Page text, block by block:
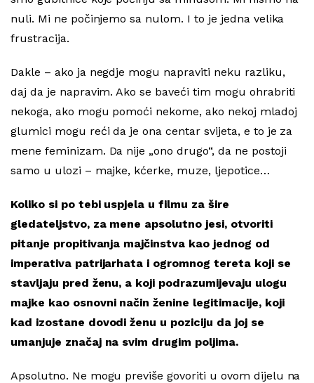
nuli. Mi ne počinjemo sa nulom. I to je jedna velika
frustracija.
Dakle – ako ja negdje mogu napraviti neku razliku,
daj da je napravim. Ako se baveći tim mogu ohrabriti
nekoga, ako mogu pomoći nekome, ako nekoj mladoj
glumici mogu reći da je ona centar svijeta, e to je za
mene feminizam. Da nije „ono drugo“, da ne postoji
samo u ulozi – majke, kćerke, muze, ljepotice…
Koliko si po tebi uspjela u filmu za šire
gledateljstvo, za mene apsolutno jesi, otvoriti
pitanje propitivanja majčinstva kao jednog od
imperativa patrijarhata i ogromnog tereta koji se
stavljaju pred ženu, a koji podrazumijevaju ulogu
majke kao osnovni način ženine legitimacije, koji
kad izostane dovodi ženu u poziciju da joj se
umanjuje značaj na svim drugim poljima.
Apsolutno. Ne mogu previše govoriti u ovom dijelu na